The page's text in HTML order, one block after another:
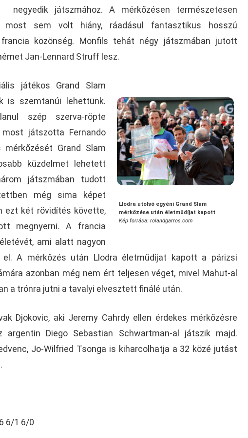
negyedik játszmához. A mérkőzésen természetesen
most sem volt hiány, ráadásul fantasztikus hosszú
közönség. Monfils tehát négy játszmában jutott
Jan-Lennard Struff lesz.
Llodra utolsó egyéni Grand Slam
mérkőzése után életműdíjat kapott
Kép forrása: rolandgarros.com
játékos Grand Slam
is szemtanúi lehettünk.
szép szerva-röpte
játszotta Fernando
Grand Slam
küzdelmet lehetett
játszmában tudott
még sima képet
ezt két rövidítés követte,
megnyerni. A francia
ami alatt nagyon
A mérkőzés után Llodra életműdíjat kapott a párizsi
azonban még nem ért teljesen véget, mivel Mahut-al
a trónra jutni a tavalyi elvesztett finálé után.
Djokovic, aki Jeremy Cahrdy ellen érdekes mérkőzésre
argentin Diego Sebastian Schwartman-al játszik majd.
Jo-Wilfried Tsonga is kiharcolhatja a 32 közé jutást
6/1 6/0